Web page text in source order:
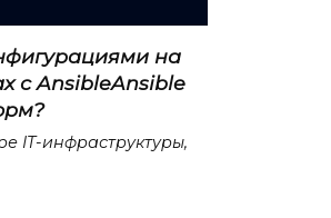
на
с AnsibleAnsible
IT-инфраструктуры,